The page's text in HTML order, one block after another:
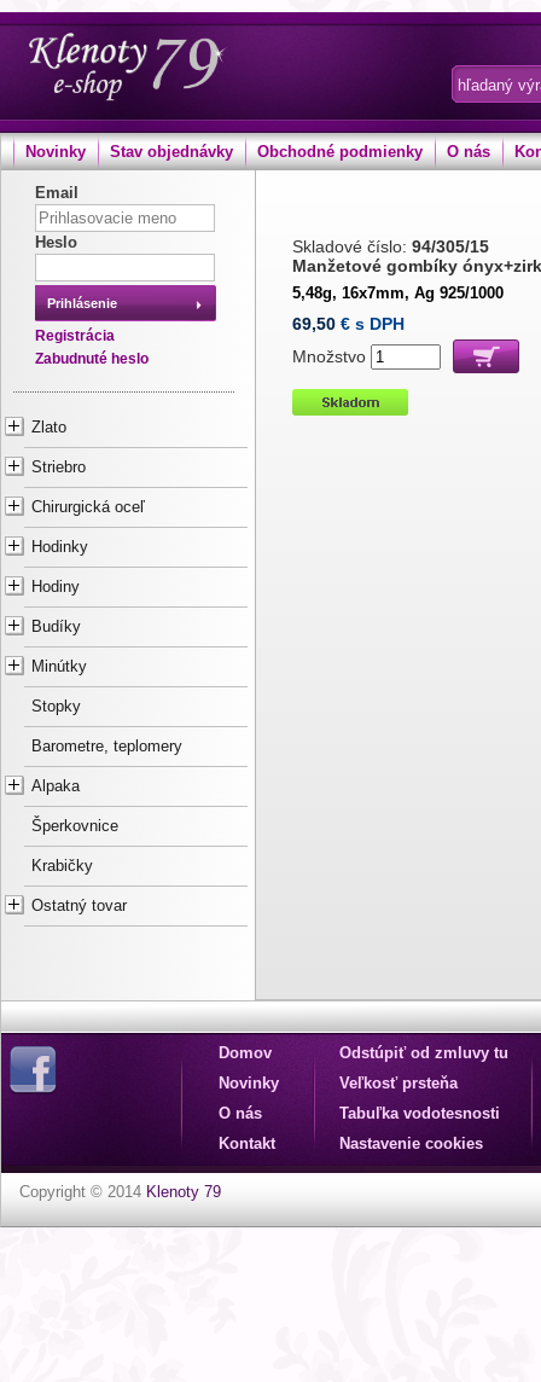
Novinky Stav objednávky Obchodné podmienky O nás
Email
Heslo
Prihlásenie
Registrácia
Zabudnuté heslo
Zlato
Striebro
Chirurgická oceľ
Hodinky
Hodiny
Budíky
Minútky
Stopky
Barometre, teplomery
Alpaka
Šperkovnice
Krabičky
Ostatný tovar
Skladové číslo: 94/305/15
Manžetové gombíky
5,48g, 16x7mm, Ag 925/1000
69,50 € s DPH
Množstvo
Domov
Novinky
O nás
Kontakt
Odstúpiť od zmluvy tu
Veľkosť prsteňa
Tabuľka vodotesnosti
Nastavenie cookies
Copyright © 2014 Klenoty 79